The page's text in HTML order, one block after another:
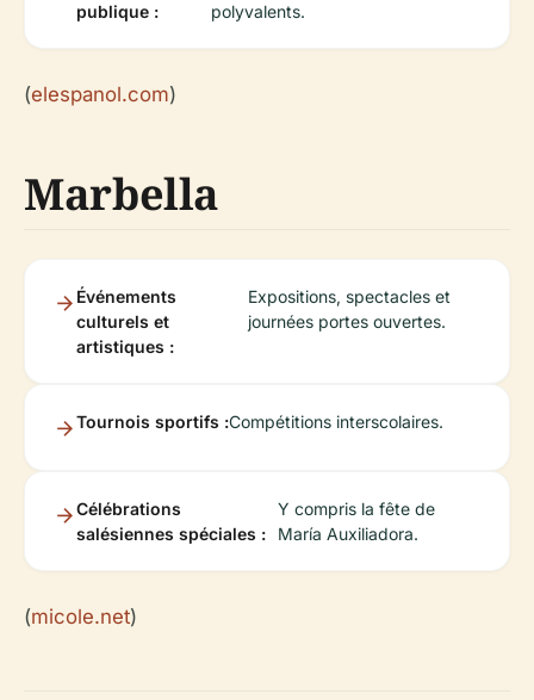
publique :
polyvalents.
(elespanol.com)
Marbella
Événements
culturels et
artistiques :
Expositions, spectacles et
journées portes ouvertes.
Tournois sportifs :Compétitions interscolaires.
Célébrations
salésiennes spéciales :
Y compris la fête de
María Auxiliadora.
(micole.net)